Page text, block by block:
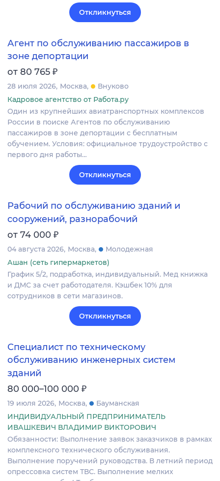
Откликнуться
Агент по обслуживанию пассажиров в
зоне депортации
от 80 765 ₽
28 июля 2026 Москва
Внуково
Кадровое агентство от Работа.ру
Один из крупнейших авиатранспортных комплексов
России в поиске Агентов по обслуживанию
пассажиров в зоне депортации с бесплатным
обучением. Условия: официальное трудоустройство с
первого дня работы…
Откликнуться
Рабочий по обслуживанию зданий и
сооружений, разнорабочий
от 74 000 ₽
04 августа 2026 Москва
Молодежная
Ашан (сеть гипермаркетов)
График 5/2, подработка, индивидуальный. Мед книжка
и ДМС за счет работодателя. Кэшбек 10% для
сотрудников в сети магазинов.
Откликнуться
Специалист по техническому
обслуживанию инженерных систем
зданий
80 000–100 000 ₽
19 июля 2026 Москва
Бауманская
ИНДИВИДУАЛЬНЫЙ ПРЕДПРИНИМАТЕЛЬ
ИВАШКЕВИЧ ВЛАДИМИР ВИКТОРОВИЧ
Обязанности: Выполнение заявок заказчиков в рамках
комплексного технического обслуживания.
Выполнение поручений руководства. В летний период
опрессовка систем ТВС. Выполнение мелких